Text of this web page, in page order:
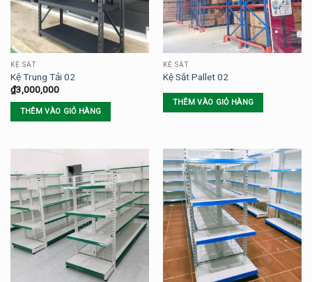
KỆ SẮT
Kệ Trung Tải 02
₫3,000,000
THÊM VÀO GIỎ HÀNG
KỆ SẮT
Kệ Sắt Pallet 02
THÊM VÀO GIỎ HÀNG